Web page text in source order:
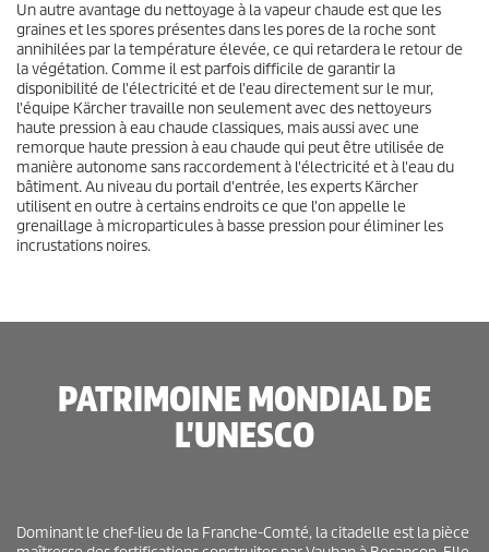
Un autre avantage du nettoyage à la vapeur chaude est que les
graines et les spores présentes dans les pores de la roche sont
annihilées par la température élevée, ce qui retardera le retour de
la végétation. Comme il est parfois difficile de garantir la
disponibilité de l'électricité et de l'eau directement sur le mur,
l'équipe Kärcher travaille non seulement avec des nettoyeurs
haute pression à eau chaude classiques, mais aussi avec une
remorque haute pression à eau chaude qui peut être utilisée de
manière autonome sans raccordement à l'électricité et à l'eau du
bâtiment. Au niveau du portail d'entrée, les experts Kärcher
utilisent en outre à certains endroits ce que l'on appelle le
grenaillage à microparticules à basse pression pour éliminer les
incrustations noires.
PATRIMOINE MONDIAL DE
L'UNESCO
Dominant le chef-lieu de la Franche-Comté, la citadelle est la pièce